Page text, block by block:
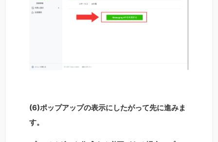
(6)ポップアップの表示にしたがって先に進みま
す。